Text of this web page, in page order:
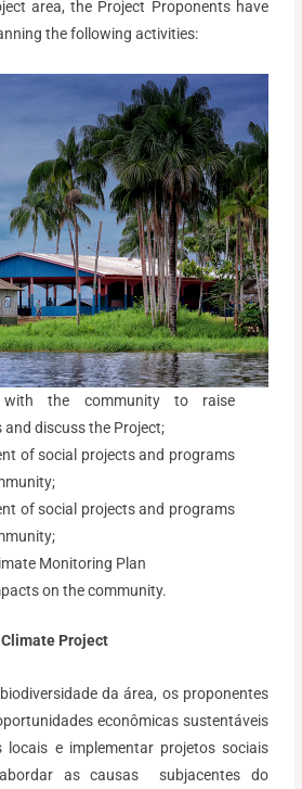
area, the Project Proponents have
the following activities:
with the community to raise
and discuss the Project;
of social projects and programs
of social projects and programs
Monitoring Plan
on the community.
Project
da área, os proponentes
econômicas sustentáveis
locais e implementar projetos sociais
as causas subjacentes do